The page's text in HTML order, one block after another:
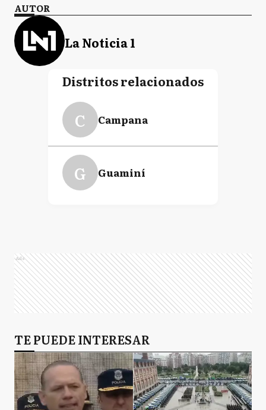
AUTOR
La Noticia 1
Distritos relacionados
C Campana
G Guaminí
Ads
TE PUEDE INTERESAR